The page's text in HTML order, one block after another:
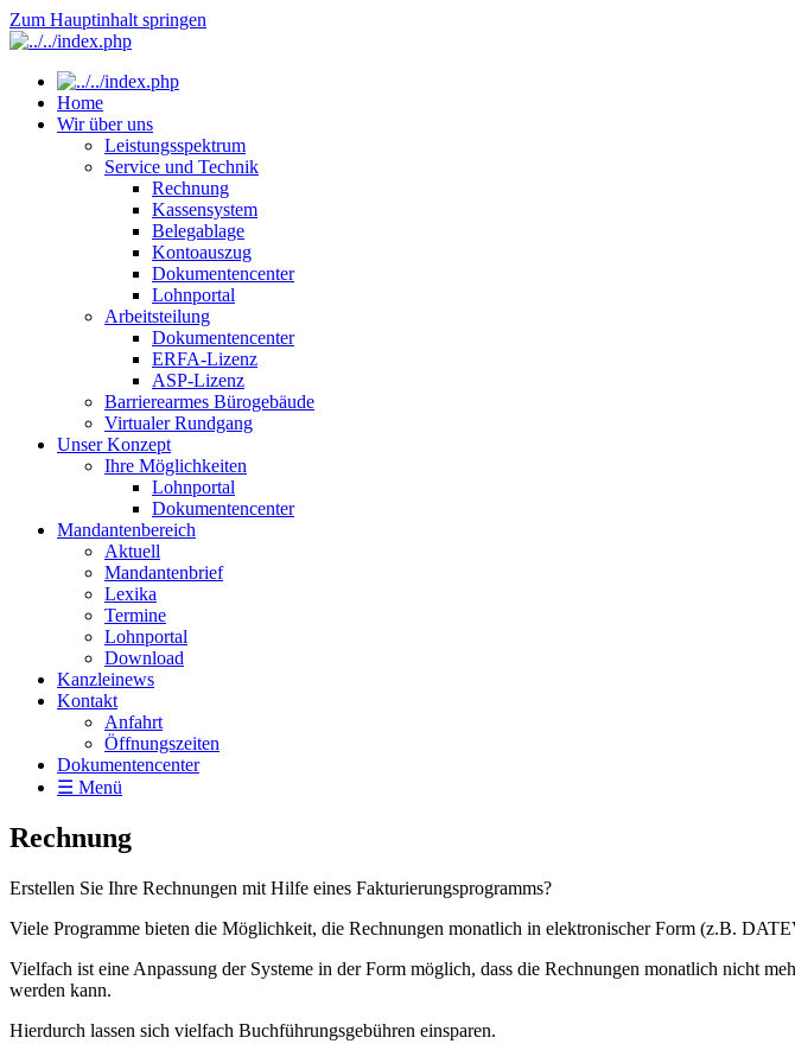
Zum Hauptinhalt springen
Home
Wir über uns
Leistungsspektrum
Service und Technik
Rechnung
Kassensystem
Belegablage
Kontoauszug
Dokumentencenter
Lohnportal
Arbeitsteilung
Dokumentencenter
ERFA-Lizenz
ASP-Lizenz
Barrierearmes Bürogebäude
Virtualer Rundgang
Unser Konzept
Ihre Möglichkeiten
Lohnportal
Dokumentencenter
Mandantenbereich
Aktuell
Mandantenbrief
Lexika
Termine
Lohnportal
Download
Kanzleinews
Kontakt
Anfahrt
Öffnungszeiten
Dokumentencenter
☰ Menü
Rechnung
Erstellen Sie Ihre Rechnungen mit Hilfe eines Fakturierungsprogramms?
Viele Programme bieten die Möglichkeit, die Rechnungen monatlich in elektronischer Form (z.B.
Vielfach ist eine Anpassung der Systeme in der Form möglich, dass die Rechnungen monatlich nicht
werden kann.
Hierdurch lassen sich vielfach Buchführungsgebühren einsparen.